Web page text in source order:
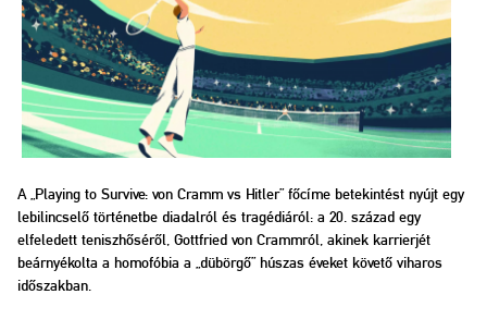
A „Playing to Survive: von Cramm vs Hitler” főcíme betekintést nyújt egy
lebilincselő történetbe diadalról és tragédiáról: a 20. század egy
elfeledett teniszhőséről, Gottfried von Crammról, akinek karrierjét
beárnyékolta a homofóbia a „dübörgő” húszas éveket követő viharos
időszakban.